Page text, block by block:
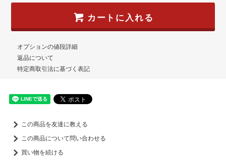
カートに入れる
オプションの値段詳細
返品について
特定商取引法に基づく表記
この商品を友達に教える
この商品について問い合わせる
買い物を続ける